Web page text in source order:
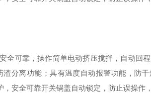
全可靠，操作简单电动挤压搅拌，自动回
分离功能； 具有温度自动报警功能，防干
，安全可靠开关锅盖自动锁定，防止误操作